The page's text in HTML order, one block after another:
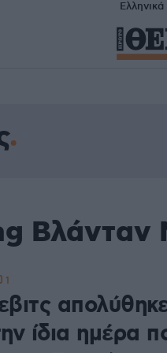
Ελληνικά
Βλάνταν
ίδια ημέρα
1